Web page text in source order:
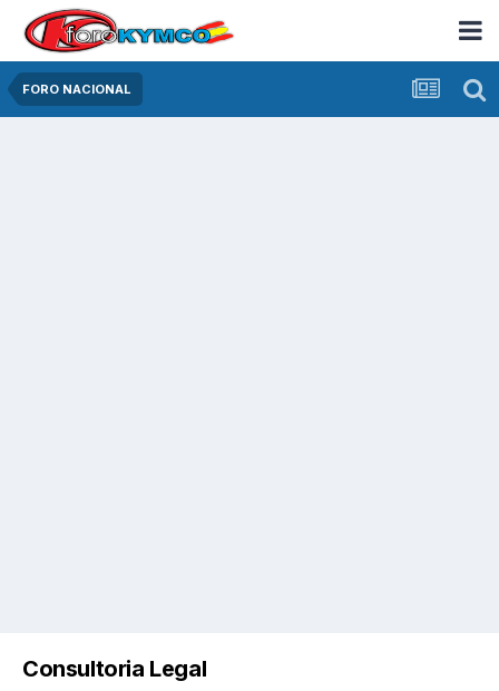
FORO NACIONAL
Consultoria Legal